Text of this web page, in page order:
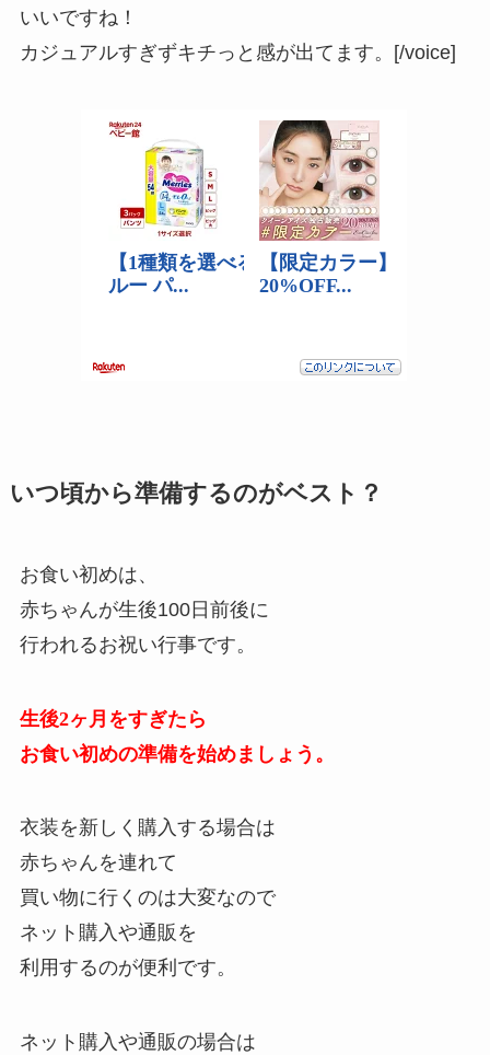
いいですね！
カジュアルすぎずキチっと感が出てます。[/voice]
いつ頃から準備するのがベスト？
お食い初めは、
赤ちゃんが生後100日前後に
行われるお祝い行事です。
生後2ヶ月をすぎたら
お食い初めの準備を始めましょう。
衣装を新しく購入する場合は
赤ちゃんを連れて
買い物に行くのは大変なので
ネット購入や通販を
利用するのが便利です。
ネット購入や通販の場合は